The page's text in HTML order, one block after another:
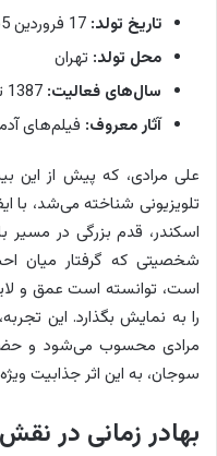
تاریخ تولد:
محل تولد: تهران
سال‌های فعالیت:
آثار معروف: فیلم‌های آدمکش (1388) و
علی مرادی، که پیش از این
تلویزیونی شناخته می‌شد،
اسکندر، قدم بزرگی در مسیر
شخصیتی که گرفتار میان
است، توانسته است عمق و
را به نمایش بگذارد. این
مرادی محسوب می‌شود و
سوجان، به این اثر جذابیت
بهادر زمانی در